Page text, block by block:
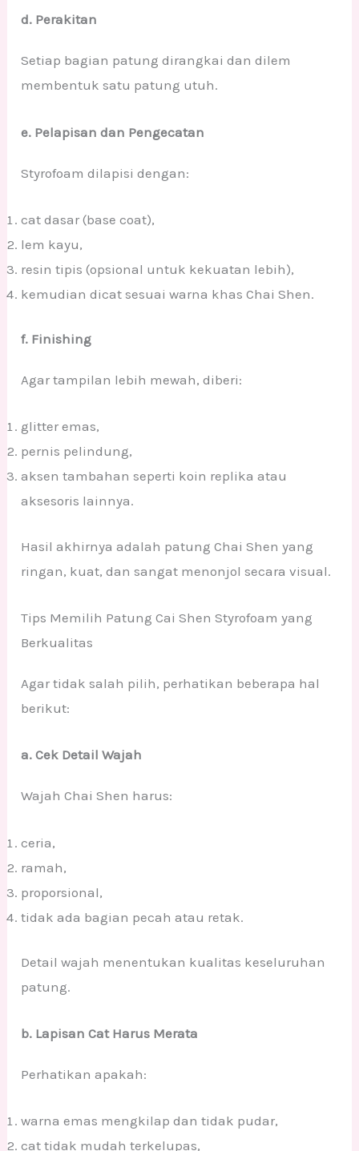
d. Perakitan
Setiap bagian patung dirangkai dan dilem
membentuk satu patung utuh.
e. Pelapisan dan Pengecatan
Styrofoam dilapisi dengan:
cat dasar (base coat),
lem kayu,
resin tipis (opsional untuk kekuatan lebih),
kemudian dicat sesuai warna khas Chai Shen.
f. Finishing
Agar tampilan lebih mewah, diberi:
glitter emas,
pernis pelindung,
aksen tambahan seperti koin replika atau
aksesoris lainnya.
Hasil akhirnya adalah patung Chai Shen yang
ringan, kuat, dan sangat menonjol secara visual.
Tips Memilih Patung Cai Shen Styrofoam yang
Berkualitas
Agar tidak salah pilih, perhatikan beberapa hal
berikut:
a. Cek Detail Wajah
Wajah Chai Shen harus:
ceria,
ramah,
proporsional,
tidak ada bagian pecah atau retak.
Detail wajah menentukan kualitas keseluruhan
patung.
b. Lapisan Cat Harus Merata
Perhatikan apakah:
warna emas mengkilap dan tidak pudar,
cat tidak mudah terkelupas,